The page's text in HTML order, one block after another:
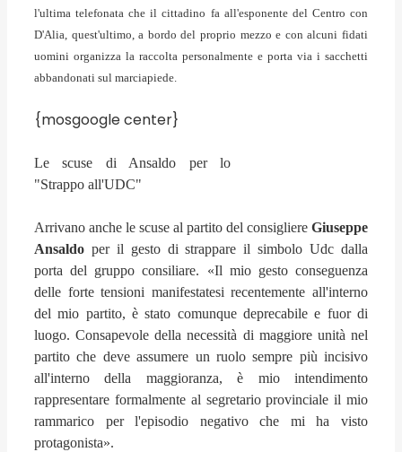
l'ultima telefonata che il cittadino fa all'esponente del Centro con
D'Alia, quest'ultimo, a bordo del proprio mezzo e con alcuni fidati
uomini organizza la raccolta personalmente e porta via i sacchetti
abbandonati sul marciapiede.
{mosgoogle center}
Le scuse di Ansaldo per lo
"Strappo all'UDC"
Arrivano anche le scuse al partito del consigliere Giuseppe
Ansaldo per il gesto di strappare il simbolo Udc dalla
porta del gruppo consiliare. «Il mio gesto conseguenza
delle forte tensioni manifestatesi recentemente all'interno
del mio partito, è stato comunque deprecabile e fuor di
luogo. Consapevole della necessità di maggiore unità nel
partito che deve assumere un ruolo sempre più incisivo
all'interno della maggioranza, è mio intendimento
rappresentare formalmente al segretario provinciale il mio
rammarico per l'episodio negativo che mi ha visto
protagonista».